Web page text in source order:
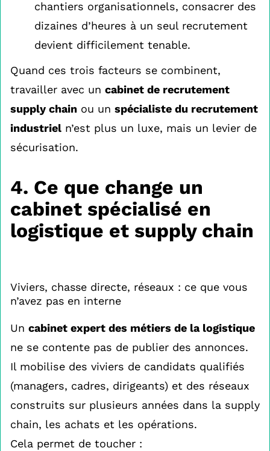
chantiers organisationnels, consacrer des
dizaines d’heures à un seul recrutement
devient difficilement tenable.
Quand ces trois facteurs se combinent,
travailler avec un cabinet de recrutement
supply chain ou un spécialiste du recrutement
industriel n’est plus un luxe, mais un levier de
sécurisation.
4. Ce que change un
cabinet spécialisé en
logistique et supply chain
Viviers, chasse directe, réseaux : ce que vous
n’avez pas en interne
Un cabinet expert des métiers de la logistique
ne se contente pas de publier des annonces.
Il mobilise des viviers de candidats qualifiés
(managers, cadres, dirigeants) et des réseaux
construits sur plusieurs années dans la supply
chain, les achats et les opérations.
Cela permet de toucher :